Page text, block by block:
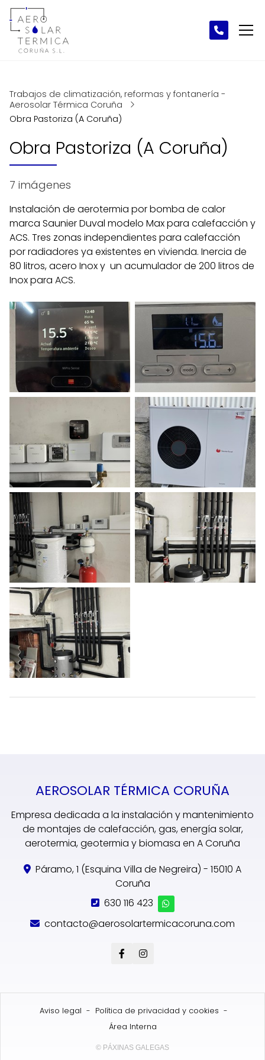
Trabajos de climatización, reformas y fontanería -
Aerosolar Térmica Coruña
Obra Pastoriza (A Coruña)
Obra Pastoriza (A Coruña)
7 imágenes
Instalación de aerotermia por bomba de calor
marca Saunier Duval modelo Max para calefacción y
ACS. Tres zonas independientes para calefacción
por radiadores ya existentes en vivienda. Inercia de
80 litros, acero Inox y un acumulador de 200 litros de
Inox para ACS.
AEROSOLAR TÉRMICA CORUÑA
Empresa dedicada a la instalación y mantenimiento
de montajes de calefacción, gas, energía solar,
aerotermia, geotermia y biomasa en A Coruña
Páramo, 1 (Esquina Villa de Negreira) - 15010 A
Coruña
630 116 423
contacto@aerosolartermicacoruna.com
Aviso legal - Política de privacidad y cookies -
Área Interna
© PÁXINAS GALEGAS